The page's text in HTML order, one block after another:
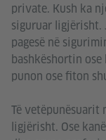
private. Kush ka
siguruar ligjërisht.
pagesë në
bashkëshortin ose
punon ose fiton
Të vetëpunësuarit
ligjërisht. Ose